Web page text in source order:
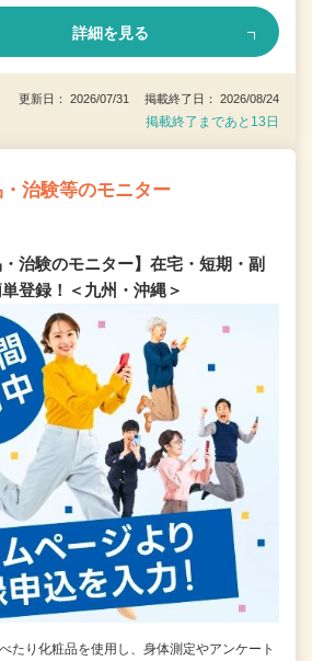
詳細を見る
更新日： 2026/07/31 掲載終了日： 2026/08/24
掲載終了まであと13日
治験等のモニター
・治験のモニター】在宅・短期・副
登録！＜九州・沖縄＞
たり化粧品を使用し、身体測定やアンケート